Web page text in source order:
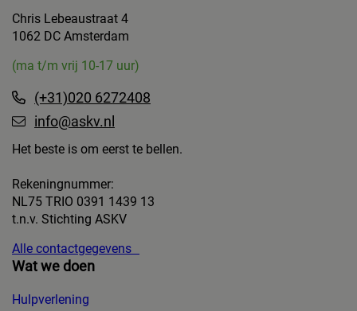
Chris Lebeaustraat 4
1062 DC Amsterdam
(ma t/m vrij 10-17 uur)
(+31)020 6272408
info@askv.nl
Het beste is om eerst te bellen.
Rekeningnummer:
NL75 TRIO 0391 1439 13
t.n.v. Stichting ASKV
Alle contactgegevens
Wat we doen
Hulpverlening